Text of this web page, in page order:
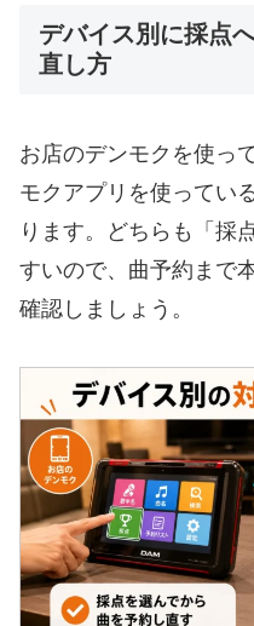
デバイス別に採点
直し方
お店のデンモクを使っ
モクアプリを使ってい
ります。どちらも「採
すいので、曲予約まで
確認しましょう。